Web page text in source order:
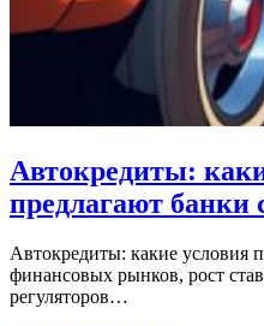
Автокредиты:
предлагают банки
Автокредиты: какие условия
финансовых рынков, рост
регуляторов…